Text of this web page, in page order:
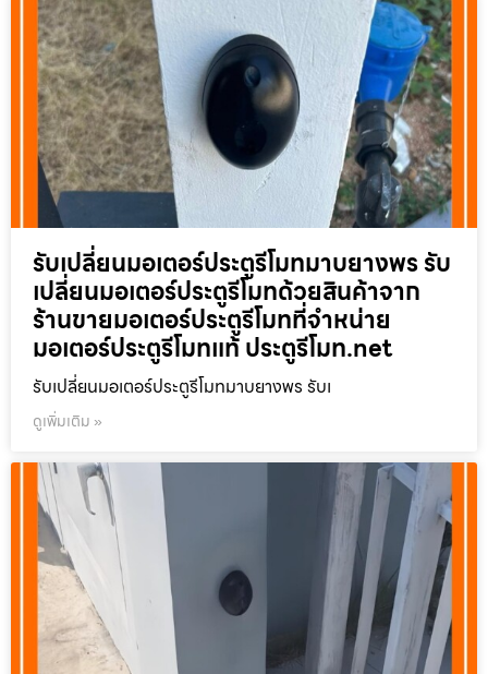
รับเปลี่ยนมอเตอร์ประตูรีโมทมาบยางพร รับ
เปลี่ยนมอเตอร์ประตูรีโมทด้วยสินค้าจาก
ร้านขายมอเตอร์ประตูรีโมทที่จำหน่าย
มอเตอร์ประตูรีโมทแท้ ประตูรีโมท.net
รับเปลี่ยนมอเตอร์ประตูรีโมทมาบยางพร รับเ
ดูเพิ่มเติม »